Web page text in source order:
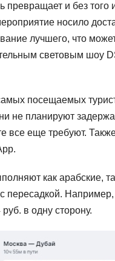
превращает и без
носило
лучшего, что
световым шоу
посещаемых
не планируют
все еще требуют.
как арабские,
пересадкой.
в одну сторону.